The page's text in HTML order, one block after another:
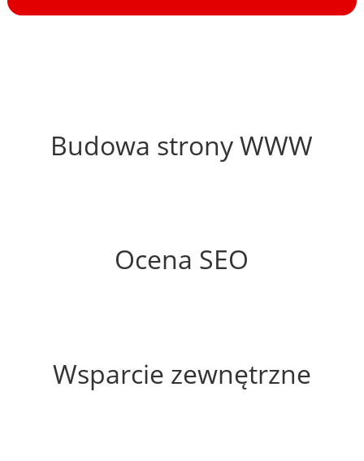
Budowa strony WWW
Ocena SEO
Wsparcie zewnętrzne